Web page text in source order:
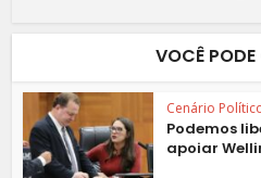
VOCÊ
Cenário
Podemos
apoiar